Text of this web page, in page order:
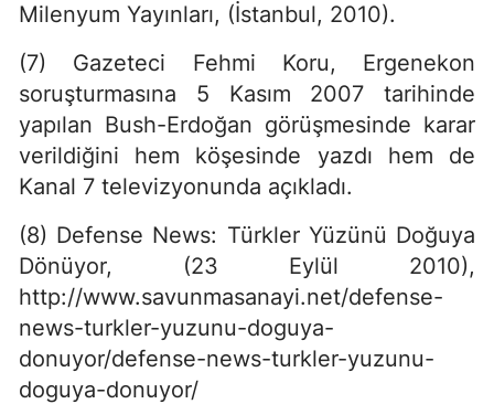
Milenyum Yayınları, (İstanbul, 2010).
(7) Gazeteci Fehmi Koru, Ergenekon
soruşturmasına 5 Kasım 2007 tarihinde
yapılan Bush-Erdoğan görüşmesinde karar
verildiğini hem köşesinde yazdı hem de
Kanal 7 televizyonunda açıkladı.
(8) Defense News: Türkler Yüzünü Doğuya
Dönüyor, (23 Eylül 2010),
http://www.savunmasanayi.net/defense-
news-turkler-yuzunu-doguya-
donuyor/defense-news-turkler-yuzunu-
doguya-donuyor/